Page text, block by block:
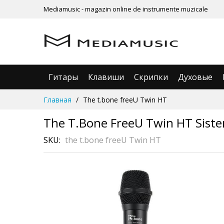
Mediamusic - magazin online de instrumente muzicale
Гитары Клавиши Скрипки Духовые
Главная The t.bone freeU Twin HT
The T.bone FreeU Twin HT
SKU the t.bone freeU Twin HT